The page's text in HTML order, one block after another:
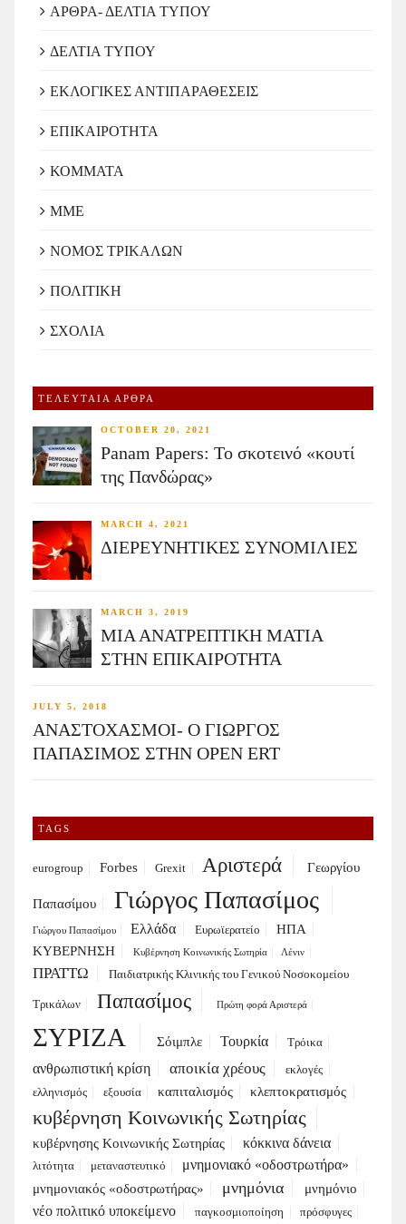
ΑΡΘΡΑ- ΔΕΛΤΙΑ ΤΥΠΟΥ
ΔΕΛΤΙΑ ΤΥΠΟΥ
ΕΚΛΟΓΙΚΕΣ ΑΝΤΙΠΑΡΑΘΕΣΕΙΣ
ΕΠΙΚΑΙΡΟΤΗΤΑ
ΚΟΜΜΑΤΑ
ΜΜΕ
ΝΟΜΟΣ ΤΡΙΚΑΛΩΝ
ΠΟΛΙΤΙΚΗ
ΣΧΟΛΙΑ
ΤΕΛΕΥΤΑΙΑ ΑΡΘΡΑ
OCTOBER 20, 2021
Panam Papers: Το σκοτεινό «κουτί
της Πανδώρας»
MARCH 4, 2021
ΔΙΕΡΕΥΝΗΤΙΚΕΣ ΣΥΝΟΜΙΛΙΕΣ
MARCH 3, 2019
ΜΙΑ ΑΝΑΤΡΕΠΤΙΚΗ ΜΑΤΙΑ
ΣΤΗΝ ΕΠΙΚΑΙΡΟΤΗΤΑ
JULY 5, 2018
ΑΝΑΣΤΟΧΑΣΜΟΙ- Ο ΓΙΩΡΓΟΣ
ΠΑΠΑΣΙΜΟΣ ΣΤΗΝ OPEN ERT
TAGS
eurogroup Forbes Grexit Αριστερά Γεωργίου
Παπασίμου Γιώργος Παπασίμος
Γιώργου Παπασίμου Ελλάδα Ευρωϊερατείο
ΗΠΑ
ΚΥΒΕΡΝΗΣΗ
Κυβέρνηση Κοινωνικής Σωτηρία Λένιν
ΠΡΑΤΤΩ Παιδιατρικής Κλινικής του Γενικού Νοσοκομείου
Τρικάλων Παπασίμος Πρώτη φορά Αριστερά
ΣΥΡΙΖΑ Σόιμπλε Τουρκία Τρόικα
ανθρωπιστική κρίση αποικία χρέους
εκλογές
ελληνισμός
εξουσία καπιταλισμός κλεπτοκρατισμός
κυβέρνηση Κοινωνικής Σωτηρίας
κυβέρνησης Κοινωνικής Σωτηρίας κόκκινα δάνεια
λιτότητα μεταναστευτικό μνημονιακό «οδοστρωτήρα»
μνημονιακός «οδοστρωτήρας» μνημόνια μνημόνιο
νέο πολιτικό υποκείμενο παγκοσμιοποίηση
πρόσφυγες